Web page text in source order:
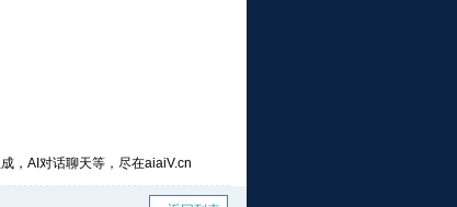
，AI对话聊天等，尽在aiaiV.cn